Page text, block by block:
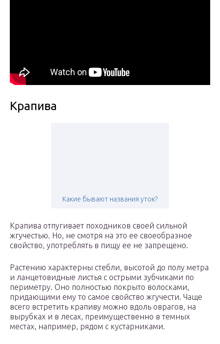
Крапива
Какие бывают названия уток?
Крапива отпугивает походников своей сильной
жгучестью. Но, не смотря на это ее своеобразное
свойство, употреблять в пищу ее не запрещено.
Растению характерны стебли, высотой до полу метра
и ланцетовидные листья с острыми зубчиками по
периметру. Оно полностью покрыто волосками,
придающими ему то самое свойство жгучести. Чаще
всего встретить крапиву можно вдоль оврагов, на
вырубках и в лесах, преимущественно в темных
местах, например, рядом с кустарниками.